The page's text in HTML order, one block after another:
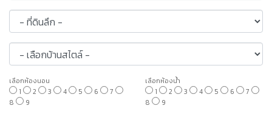
เลือกห้องนอน
1
2 3 4 5 6
7
8
9
เลือกห้องน้ำ
1
2 3 4 5 6
7
8
9